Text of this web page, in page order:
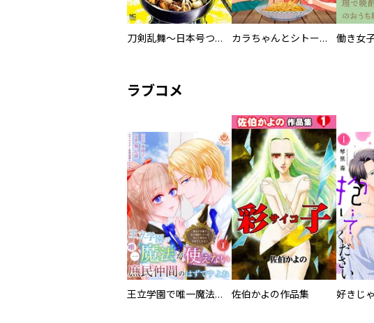
刀剣乱舞～日本号つれづれ酒～ カラちゃんとシトーさんと、 【分冊版】
ラブコメ
王立学園で唯一魔法が使えない庶民仲間のはずですよね～実は王子様で私を溺愛しているなんて告白はやめてください～ 佐伯かよの作品集